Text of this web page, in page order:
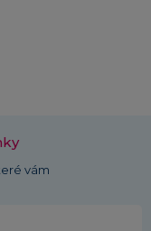
vám